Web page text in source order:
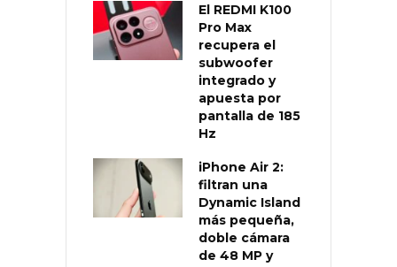
El REDMI K100
Pro Max
recupera el
subwoofer
integrado y
apuesta por
pantalla de 185
Hz
iPhone Air 2:
filtran una
Dynamic Island
más pequeña,
doble cámara
de 48 MP y